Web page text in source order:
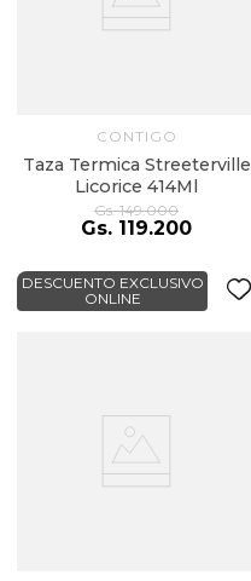
CONTIGO
Taza Termica Streeterville
Licorice 414Ml
Gs. 149.000
Gs. 119.200
DESCUENTO EXCLUSIVO
ONLINE